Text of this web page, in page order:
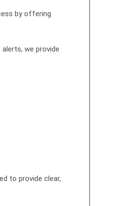
by offering
we provide
to provide clear,